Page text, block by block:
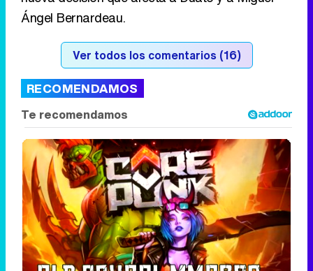
Ángel Bernardeau.
Ver todos los comentarios (16)
RECOMENDAMOS